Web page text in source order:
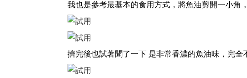
我也是參考最基本的食用方式， 將魚油剪開一小角
擠完後也試著聞了一下 是非常香濃的魚油味，完全